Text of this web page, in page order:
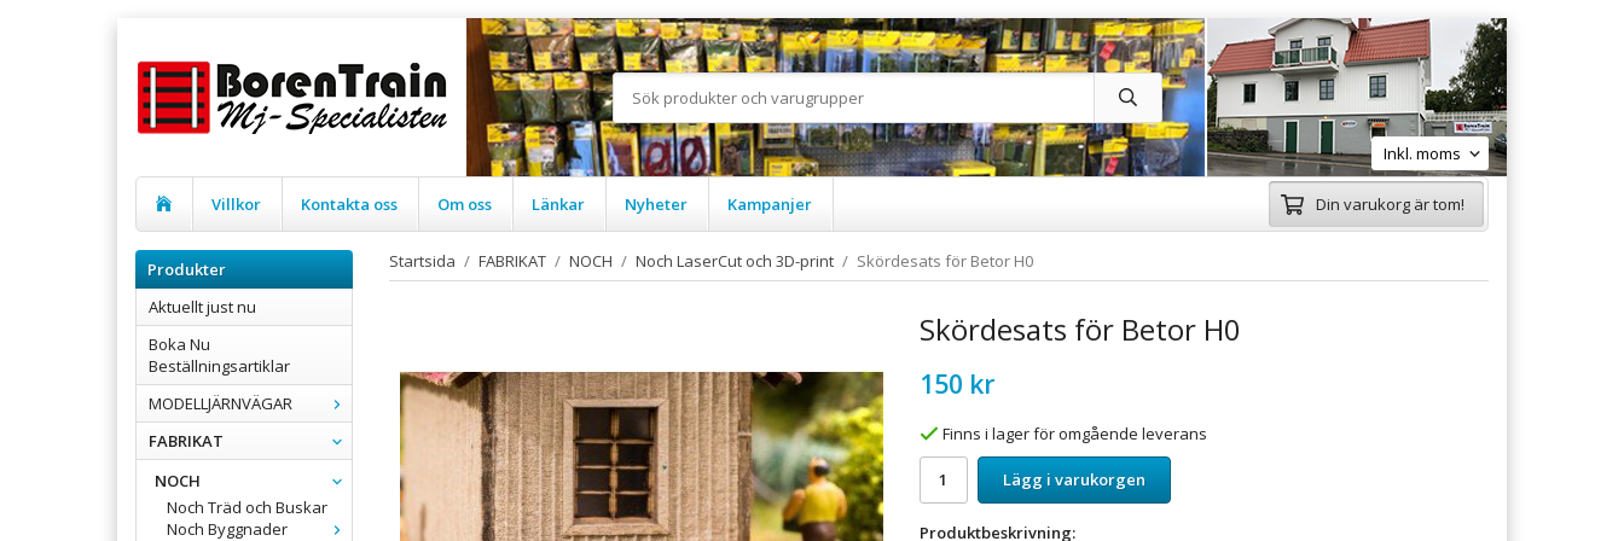
Villkor Kontakta oss Om oss Länkar Nyheter Kampanjer Din varukorg är tom!
Produkter
Aktuellt just nu
Boka Nu
Beställningsartiklar
MODELLJÄRNVÄGAR
FABRIKAT
NOCH
Noch Träd och Buskar
Noch Byggnader
Startsida / FABRIKAT / NOCH / Noch LaserCut och 3D-print / Skördesats för Betor H0
Skördesats för Betor H0
150 kr
Finns i lager för omgående leverans
Lägg i varukorgen
Produktbeskrivning: